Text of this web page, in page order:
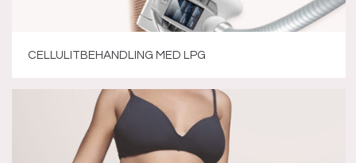
CELLULITBEHANDLING MED LPG